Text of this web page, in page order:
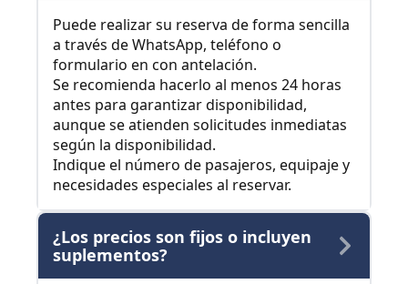
Puede realizar su reserva de forma sencilla
a través de WhatsApp, teléfono o
formulario en con antelación.
Se recomienda hacerlo al menos 24 horas
antes para garantizar disponibilidad,
aunque se atienden solicitudes inmediatas
según la disponibilidad.
Indique el número de pasajeros, equipaje y
necesidades especiales al reservar.
¿Los precios son fijos o incluyen
suplementos?